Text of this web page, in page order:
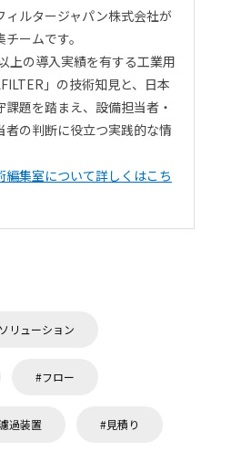
ィルタージャパン株式会社が
ームです。
上の導入実績を有する工業用
」の技術知見と、日本
題を踏まえ、設備担当者・
者の判断に役立つ実践的な情
集室について詳しくはこち
リューション
フロー
過装置 見積り